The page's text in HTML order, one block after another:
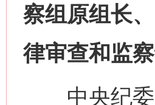
察组原组长
律审查和监
中央纪委